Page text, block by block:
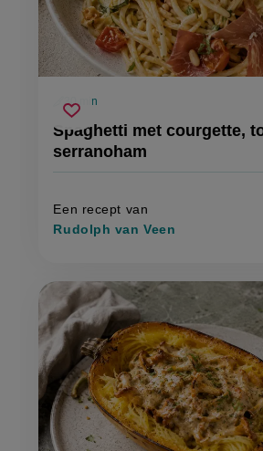
Spaghetti met courgette,
serranoham
voorbereidingstijd
30 min
Een recept van
Rudolph van Veen
Sla
recept
op
spaghetti
met
courgette,